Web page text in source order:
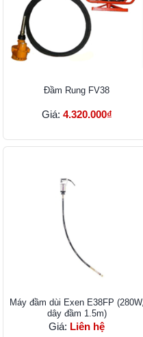
Đầm Rung FV38
Giá: 4.320.000₫
Máy đầm dùi Exen E38FP (280W,
dây đầm 1.5m)
Giá: Liên hệ